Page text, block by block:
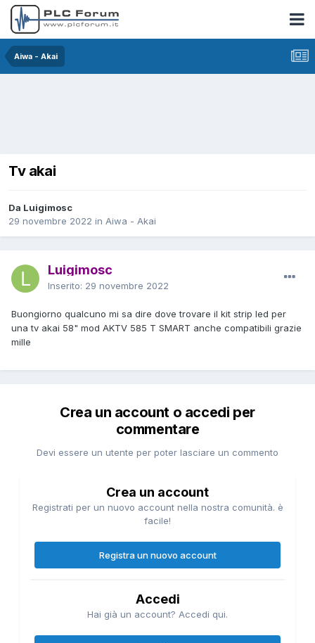
Aiwa - Akai
Tv akai
Da Luigimosc
29 novembre 2022 in Aiwa - Akai
Luigimosc
Inserito: 29 novembre 2022
Buongiorno qualcuno mi sa dire dove trovare il kit strip led per
una tv akai 58" mod AKTV 585 T SMART anche compatibili grazie
mille
Crea un account o accedi per
commentare
Devi essere un utente per poter lasciare un commento
Crea un account
Registrati per un nuovo account nella nostra comunità. è
facile!
Registra un nuovo account
Accedi
Hai già un account? Accedi qui.